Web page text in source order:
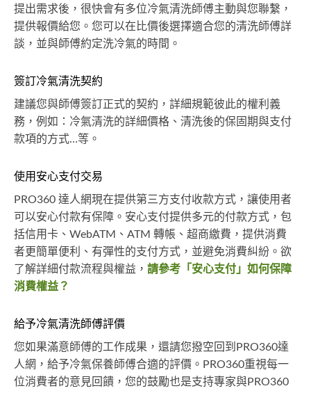
提出需求後，很快會有多位冷氣清洗師傅主動與您聯繫，
提供報價給您。您可以在比價後選擇適合您的清洗師傅詳
談，並與師傅約定洗冷氣的時間。
簽訂冷氣清洗契約
建議您與師傅簽訂正式的契約，詳細規範彼此的權利義
務，例如：冷氣清洗的詳細價格、清洗後的保固期與支付
款項的方式…等。
使用安心支付交易
PRO360 達人網現在提供第三方支付收款方式，讓使用者
可以安心付款有保障。安心支付提供多元的付款方式，包
括信用卡、WebATM、ATM 轉帳、超商繳費，提供消費
者更簡單便利、有彈性的支付方式，並避免消費糾紛。欲
了解詳細付款流程與權益， 請參考「安心支付」如何保障
消費權益？
給予冷氣清洗師傅評價
您如果滿意師傅的工作成果，還請您撥空回到PRO360達
人網，給予冷氣保養師傅合適的評價。PRO360重視每一
位消費者的意見回饋，您的鼓勵也是支持專家與PRO360